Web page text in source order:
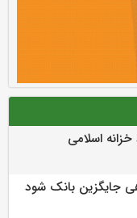
اسلامی
جایگزین بانک شود